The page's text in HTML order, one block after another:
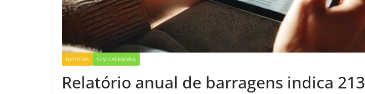
NOTICIAS SEM CATEGORIA
Relatório anual de barragens indica 213